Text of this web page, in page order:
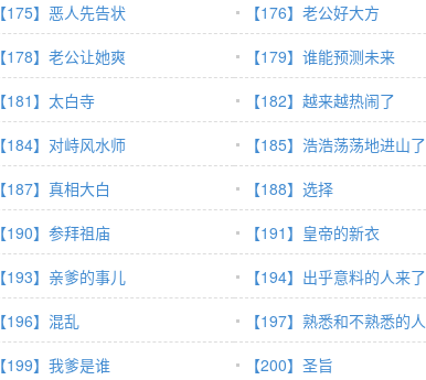
【175】恶人先告状
【176】老公好大方
【178】老公让她爽
【179】谁能预测未来
【181】太白寺
【182】越来越热闹了
【184】对峙风水师
【185】浩浩荡荡地进山了
【187】真相大白
【188】选择
【190】参拜祖庙
【191】皇帝的新衣
【193】亲爹的事儿
【194】出乎意料的人来了
【196】混乱
【197】熟悉和不熟悉的人
【199】我爹是谁
【200】圣旨